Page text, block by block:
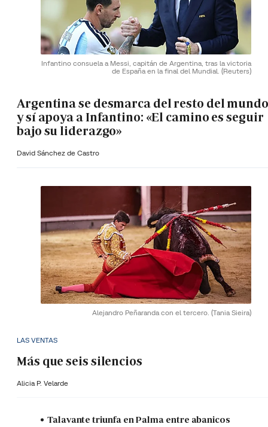
Infantino consuela a Messi, capitán de Argentina, tras la victoria
de España en la final del Mundial. (Reuters)
Argentina se desmarca del resto del mundo
y sí apoya a Infantino: «El camino es seguir
bajo su liderazgo»
David Sánchez de Castro
Alejandro Peñaranda con el tercero. (Tania Sieira)
LAS VENTAS
Más que seis silencios
Alicia P. Velarde
Talavante triunfa en Palma entre abanicos